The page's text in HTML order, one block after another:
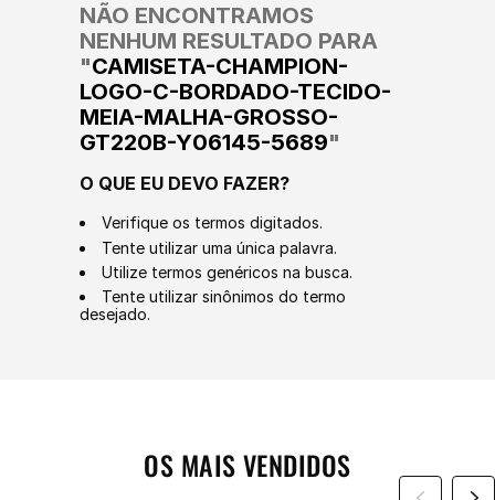
NÃO ENCONTRAMOS
NENHUM RESULTADO PARA
"CAMISETA-CHAMPION-
LOGO-C-BORDADO-TECIDO-
MEIA-MALHA-GROSSO-
GT220B-Y06145-5689"
O QUE EU DEVO FAZER?
Verifique os termos digitados.
Tente utilizar uma única palavra.
Utilize termos genéricos na busca.
Tente utilizar sinônimos do termo
desejado.
OS MAIS VENDIDOS